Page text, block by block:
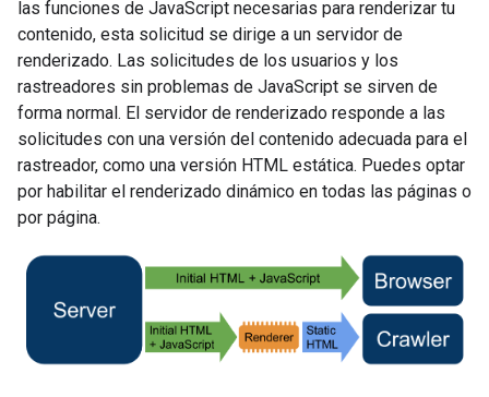
las funciones de JavaScript necesarias para renderizar tu
contenido, esta solicitud se dirige a un servidor de
renderizado. Las solicitudes de los usuarios y los
rastreadores sin problemas de JavaScript se sirven de
forma normal. El servidor de renderizado responde a las
solicitudes con una versión del contenido adecuada para el
rastreador, como una versión HTML estática. Puedes optar
por habilitar el renderizado dinámico en todas las páginas o
por página.